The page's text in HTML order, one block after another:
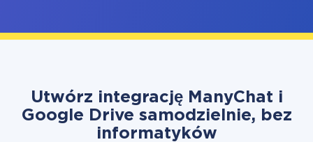
Utwórz integrację ManyChat i
Google Drive samodzielnie, bez
informatyków